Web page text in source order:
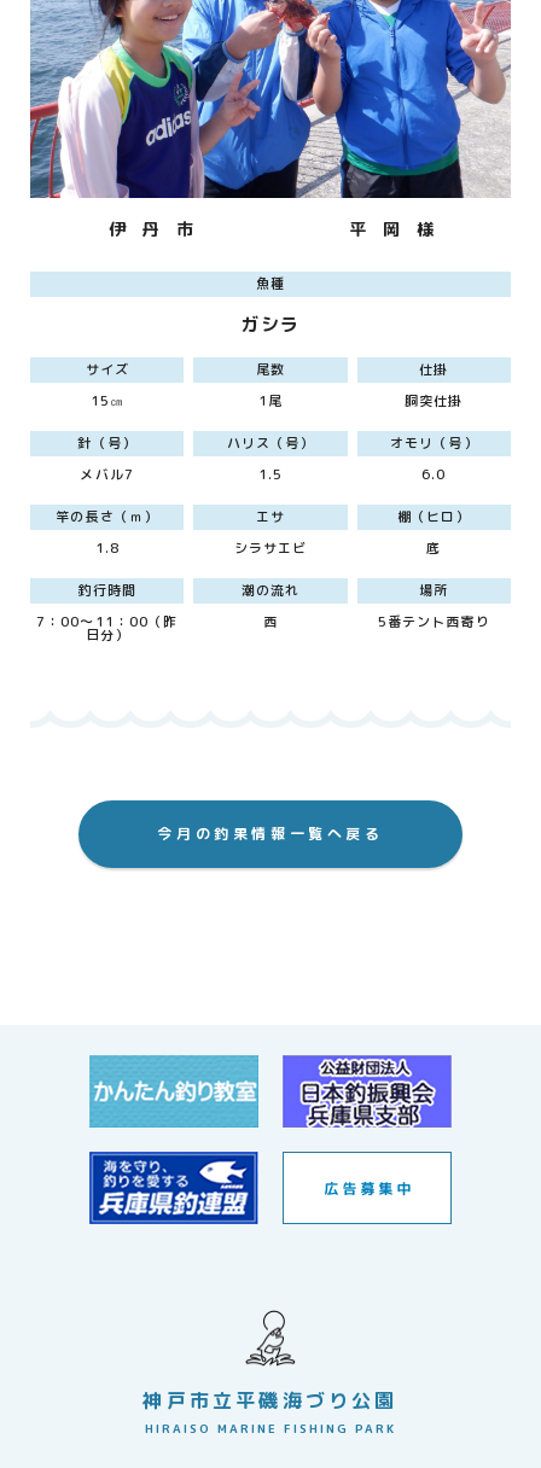
伊 丹 市 平 岡 様
魚種
ガシラ
サイズ
15㎝
尾数
1尾
仕掛
胴突仕掛
針（号）
メバル7
ハリス（号）
1.5
オモリ（号）
6.0
竿の長さ（ｍ）
1.8
エサ
シラサエビ
棚（ヒロ）
底
釣行時間
7：00～11：00（昨
日分）
潮の流れ
西
場所
5番テント西寄り
今月の釣果情報一覧へ戻る
神戸市立平磯海づり公園
HIRAISO MARINE FISHING PARK